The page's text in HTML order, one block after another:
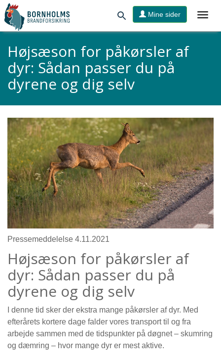
Mine sider
Højsæson for påkørsler af
dyr: Sådan passer du på
dyrene og dig selv
Pressemeddelelse 4.11.2021
Højsæson for påkørsler af
dyr: Sådan passer du på
dyrene og dig selv
I denne tid sker der ekstra mange påkørsler af dyr. Med
efterårets kortere dage falder vores transport til og fra
arbejde sammen med de tidspunkter på døgnet – skumring
og dæmring – hvor mange dyr er mest aktive.